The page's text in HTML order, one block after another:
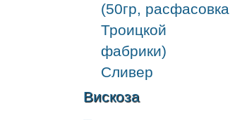
(50гр, расфасовка
Троицкой
фабрики)
Сливер
Вискоза